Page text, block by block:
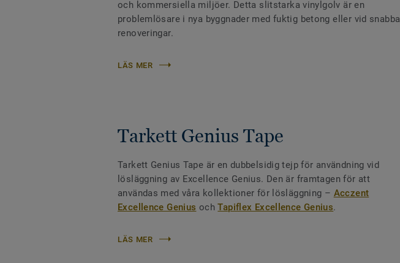
och kommersiella miljöer. Detta slitstarka vinylgolv är en
problemlösare i nya byggnader med fuktig betong eller vid snabba
renoveringar.
LÄS MER
Tarkett Genius Tape
Tarkett Genius Tape är en dubbelsidig tejp för användning vid
lösläggning av Excellence Genius. Den är framtagen för att
användas med våra kollektioner för lösläggning – Acczent
Excellence Genius ochTapiflex Excellence Genius.
LÄS MER